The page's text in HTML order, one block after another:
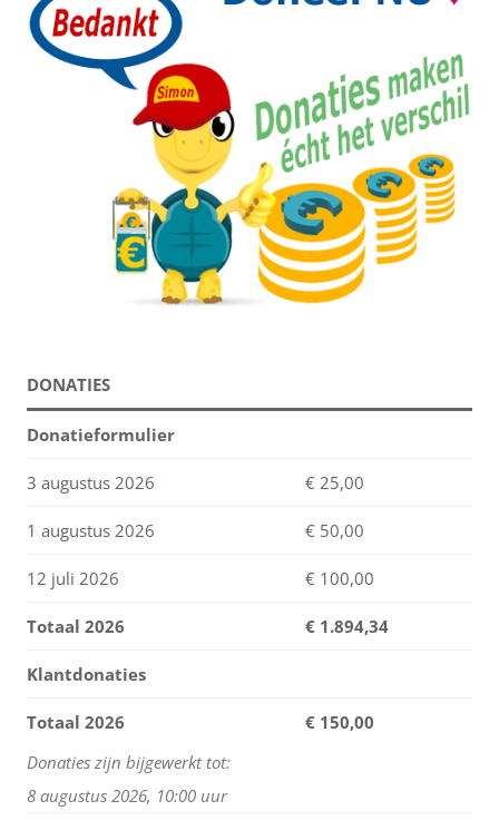
DONATIES
Donatieformulier
3 augustus 2026 € 25,00
1 augustus 2026 € 50,00
12 juli 2026 € 100,00
Totaal 2026 € 1.894,34
Klantdonaties
Totaal 2026
€ 150,00
Donaties zijn bijgewerkt tot:
8 augustus 2026, 10:00 uur